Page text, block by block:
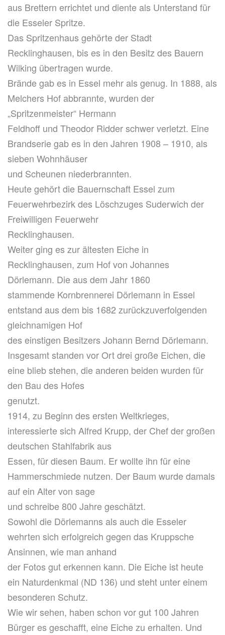
aus Brettern errichtet und diente als Unterstand für
die Esseler Spritze.
Das Spritzenhaus gehörte der Stadt
Recklinghausen, bis es in den Besitz des Bauern
Wilking übertragen wurde.
Brände gab es in Essel mehr als genug. In 1888, als
Melchers Hof abbrannte, wurden der
„Spritzenmeister“ Hermann
Feldhoff und Theodor Ridder schwer verletzt. Eine
Brandserie gab es in den Jahren 1908 – 1910, als
sieben Wohnhäuser
und Scheunen niederbrannten.
Heute gehört die Bauernschaft Essel zum
Feuerwehrbezirk des Löschzuges Suderwich der
Freiwilligen Feuerwehr
Recklinghausen.
Weiter ging es zur ältesten Eiche in
Recklinghausen, zum Hof von Johannes
Dörlemann. Die aus dem Jahr 1860
stammende Kornbrennerei Dörlemann in Essel
entstand aus dem bis 1682 zurückzuverfolgenden
gleichnamigen Hof
des einstigen Besitzers Johann Bernd Dörlemann.
Insgesamt standen vor Ort drei große Eichen, die
eine blieb stehen, die anderen beiden wurden für
den Bau des Hofes
genutzt.
1914, zu Beginn des ersten Weltkrieges,
interessierte sich Alfred Krupp, der Chef der großen
deutschen Stahlfabrik aus
Essen, für diesen Baum. Er wollte ihn für eine
Hammerschmiede nutzen. Der Baum wurde damals
auf ein Alter von sage
und schreibe 800 Jahre geschätzt.
Sowohl die Dörlemanns als auch die Esseler
wehrten sich erfolgreich gegen das Kruppsche
Ansinnen, wie man anhand
der Fotos gut erkennen kann. Die Eiche ist heute
ein Naturdenkmal (ND 136) und steht unter einem
besonderen Schutz.
Wie wir sehen, haben schon vor gut 100 Jahren
Bürger es geschafft, eine Eiche zu erhalten. Und